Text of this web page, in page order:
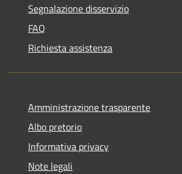
Segnalazione disservizio
FAQ
Richiesta assistenza
Amministrazione trasparente
Albo pretorio
Informativa privacy
Note legali